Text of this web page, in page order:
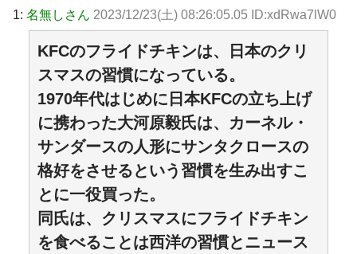
1: 名無しさん 2023/12/23(土) 08:26:05.05 ID:xdRwa7lW0
KFCのフライドチキンは、日本のクリ
スマスの習慣になっている。
1970年代はじめに日本KFCの立ち上げ
に携わった大河原毅氏は、カーネル・
サンダースの人形にサンタクロースの
格好をさせるという習慣を生み出すこ
とに一役買った。
同氏は、クリスマスにフライドチキン
を食べることは西洋の習慣とニュース